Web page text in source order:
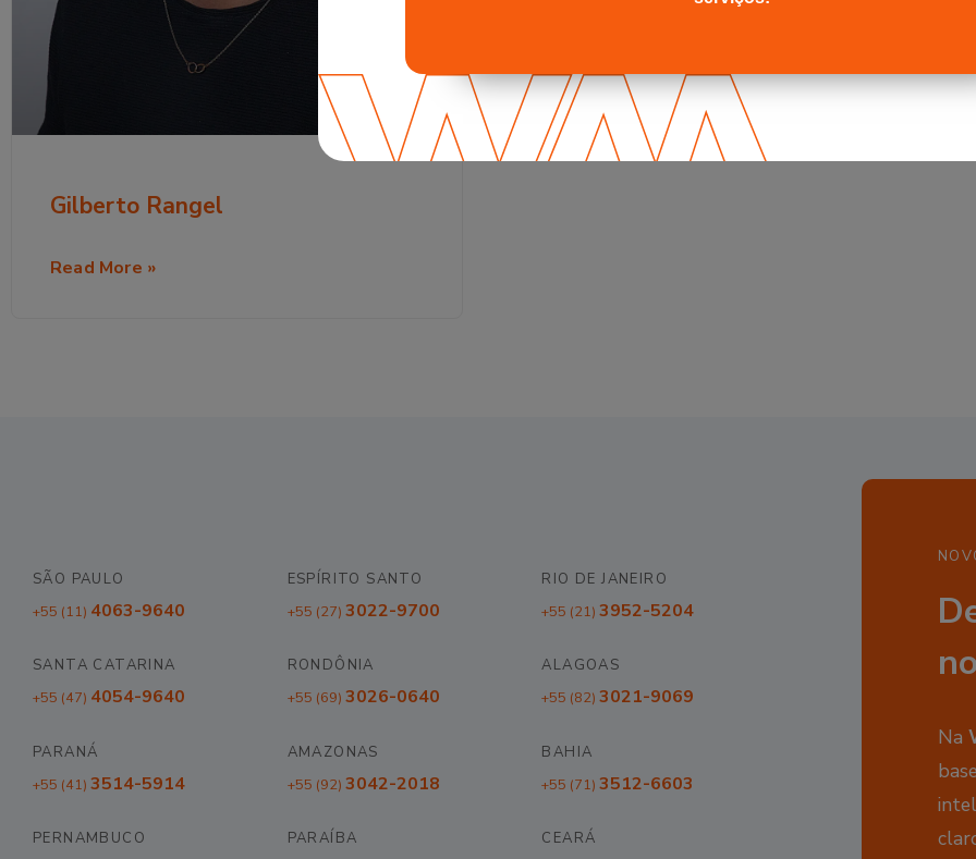
Gilberto Rangel
Read More »
SÃO PAULO
+55 (11) 4063-9640
ESPÍRITO SANTO
+55 (27) 3022-9700
RIO DE JANEIRO
+55 (21)3952-5204
SANTA CATARINA
+55 (47) 4054-9640
RONDÔNIA
+55 (69) 3026-0640
ALAGOAS
+55 (82)3021-9069
PARANÁ
+55 (41) 3514-5914
AMAZONAS
+55 (92) 3042-2018
BAHIA
+55 (71)3512-6603
PERNAMBUCO PARAÍBA CEARÁ
Na